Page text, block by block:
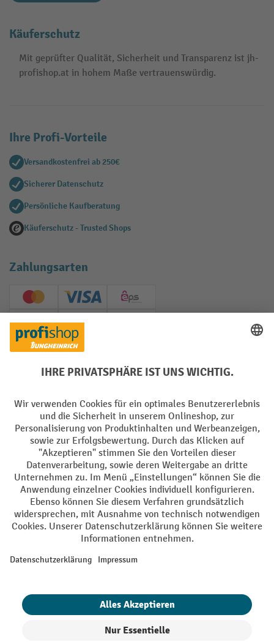
Käuferschutz
Mit geprüfter Qualität, Sicherheit und Transparenz ist jh-
profishop.at in hohem Maße vertrauenswürdig.
Ihre Profi-Vorteile
Versandkostenfrei ab 250€
Sicherer Datenschutz
Persönliche Kaufberatung
Käuferschutz - Trusted Shops
Zahlungsarten
Creditcard (Master)Creditcard (Visa)
EPS
PayPal
Soziale Netzwerke
Impressum Datenschutz
Barrierefreiheit Privacy Settings
Alle Preise exkl. gesetzl. Mehrwertsteuer zzgl.Versandkostenund ggf.
Nachnahmegebühren, wenn nicht anders angegeben.
¹ Der Rabatt gilt so lange der Vorrat reicht. Der Rabatt gilt nicht auf
oder Gutscheinen ist nicht möglich. | ² Der Rabatt wird einmalig bei
eingelöst werden. Die Höhe des Rabatts variiert je nach
Produktkategorie und beträgt bis zu 10 % (10 % auf Lager, Umwelt,
Heben | 7% auf Büro). Ausgenommen sind Elektro-Hubwagen,